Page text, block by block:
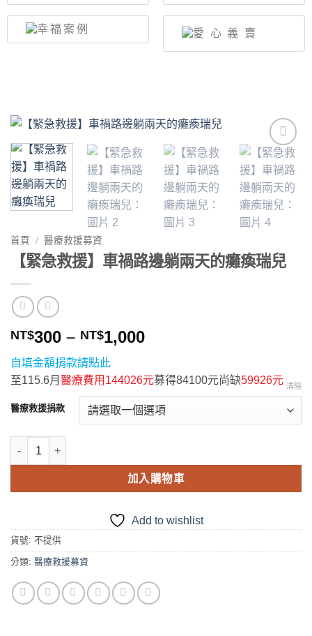
Add to
wishlist
首頁 / 醫療救援募資
【緊急救援】車禍路邊躺兩天的癱瘓瑞兒
NT$300 – NT$1,000
自填金額捐款請點此
至115.6月 醫療費用144026元募得84100元尚缺59926元
醫療救援捐款
清除
加入購物車
Add to wishlist
貨號: 不提供
分類: 醫療救援募資